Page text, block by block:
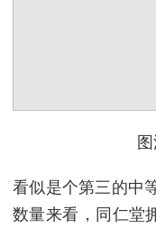
看似是个第三的中
数量来看，同仁堂